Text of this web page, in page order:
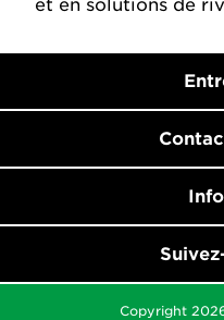
et en solutions de
Copyright